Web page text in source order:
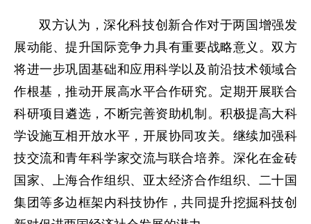
双方认为，深化科技创新合作对于两国增强发
展动能、提升国际竞争力具有重要战略意义。双方
将进一步巩固基础和应用科学以及前沿技术领域合
作根基，推动开展高水平合作研究。定期开展联合
科研项目遴选，不断完善资助机制。积极提高大科
学设施互相开放水平，开展协同攻关。继续加强科
技交流和青年科学家交流与联合培养。深化在金砖
国家、上海合作组织、亚太经济合作组织、二十国
集团等多边框架内科技协作，共同提升挖掘科技创